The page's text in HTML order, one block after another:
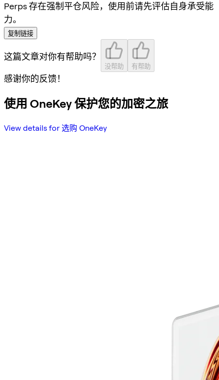
Perps 存在强制平仓风险，使用前请先评估自身承受能
力。
复制链接
这篇文章对你有帮助吗？
没帮助 有帮助
感谢你的反馈！
使用 OneKey 保护您的加密之旅
View details for 选购 OneKey